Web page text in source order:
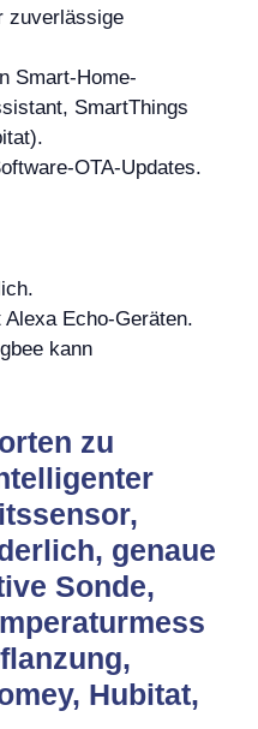
zuverlässige
Smart-Home-
SmartThings
OTA-Updates.
Echo-Geräten.
kann
zu
genaue
Sonde,
Hubitat,